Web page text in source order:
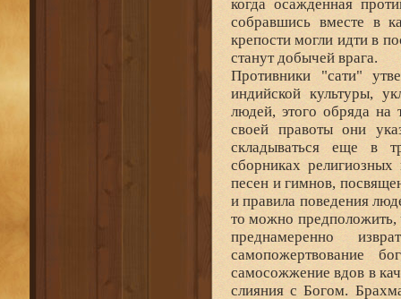
когда осажденная
собравшись вместе в
крепости могли идти в
станут добычей врага.
Противники "сати"
индийской культуры,
людей, этого обряда
своей правоты они
складываться еще в
сборниках
песен и гимнов,
и правила поведения
то можно предположить,
преднамеренно
самопожертвование
самосожжение вдов в
слияния с Богом.